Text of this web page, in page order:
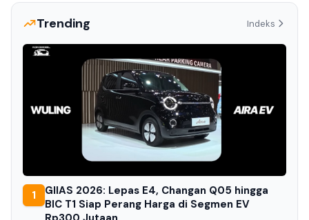
Trending Indeks
1
GIIAS 2026: Lepas E4, Changan Q05 hingga
BIC T1 Siap Perang Harga di Segmen EV